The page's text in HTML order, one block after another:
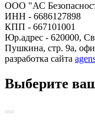
ООО "АС
ИНН - 6686127898
КПП - 667101001
Юр.адрес - 620000,
Пушкина, стр. 9а,
разработка сайта
Выберите